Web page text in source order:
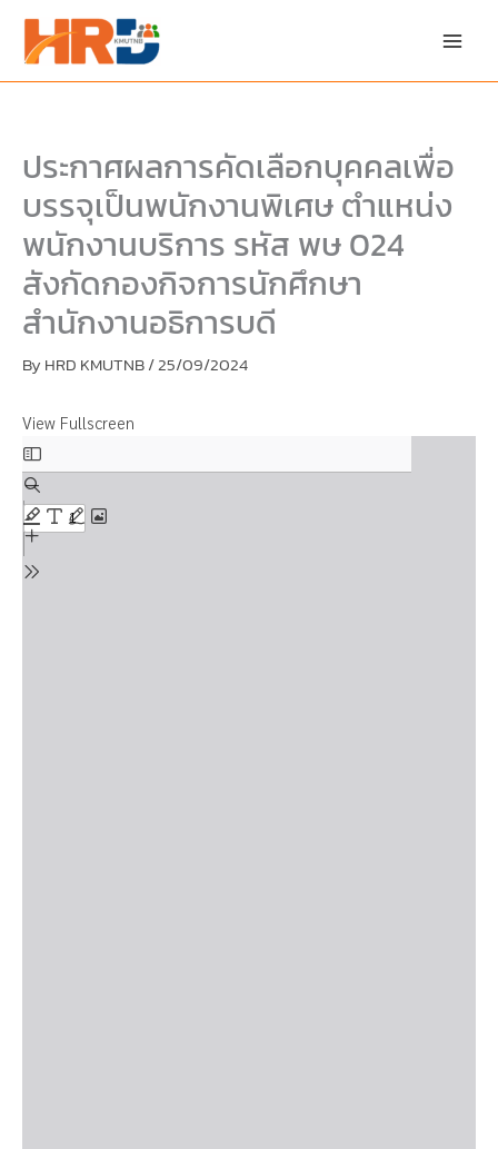
content
ประกาศผลการคัดเลือกบุคคลเพื่อ
บรรจุเป็นพนักงานพิเศษ ตำแหน่ง
พนักงานบริการ รหัส พษ 024
สังกัดกองกิจการนักศึกษา
สำนักงานอธิการบดี
By HRD KMUTNB/25/09/2024
View Fullscreen
PDF